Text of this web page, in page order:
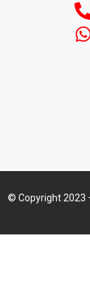
© Copyright 2023